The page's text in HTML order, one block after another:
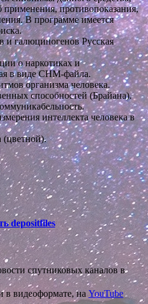
применения, противопоказания,
В программе имеется
и галюциногенов Русская
о наркотиках и
в виде CHM-файла.
организма человека.
способностей (Брайана).
интеллекта человека в
depositfiles
спутниковых каналов в
в видеоформате, на YouTube